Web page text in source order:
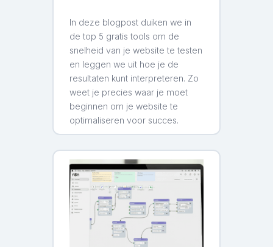
In deze blogpost duiken we in
de top 5 gratis tools om de
snelheid van je website te testen
en leggen we uit hoe je de
resultaten kunt interpreteren. Zo
weet je precies waar je moet
beginnen om je website te
optimaliseren voor succes.